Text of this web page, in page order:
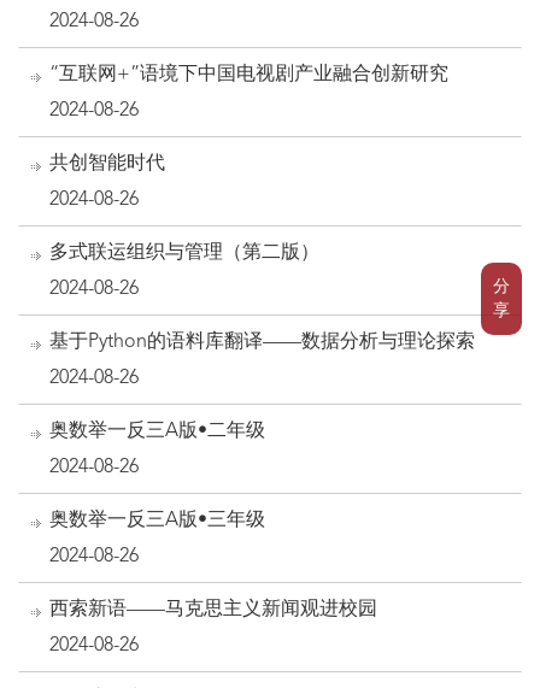
分
享
2024-08-26
“互联网+”语境下中国电视剧产业融合创新研究
2024-08-26
共创智能时代
2024-08-26
多式联运组织与管理（第二版）
2024-08-26
基于Python的语料库翻译——数据分析与理论探索
2024-08-26
奥数举一反三A版•二年级
2024-08-26
奥数举一反三A版•三年级
2024-08-26
西索新语——马克思主义新闻观进校园
2024-08-26